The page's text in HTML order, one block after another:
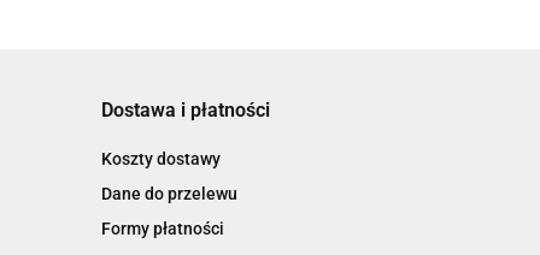
Dostawa i płatności
Koszty dostawy
Dane do przelewu
Formy płatności